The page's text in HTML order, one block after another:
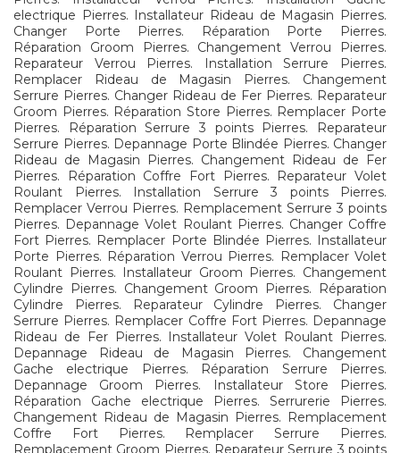
electrique Pierres. Installateur Rideau de Magasin Pierres.
Changer Porte Pierres. Réparation Porte Pierres.
Réparation Groom Pierres. Changement Verrou Pierres.
Reparateur Verrou Pierres. Installation Serrure Pierres.
Remplacer Rideau de Magasin Pierres. Changement
Serrure Pierres. Changer Rideau de Fer Pierres. Reparateur
Groom Pierres. Réparation Store Pierres. Remplacer Porte
Pierres. Réparation Serrure 3 points Pierres. Reparateur
Serrure Pierres. Depannage Porte Blindée Pierres. Changer
Rideau de Magasin Pierres. Changement Rideau de Fer
Pierres. Réparation Coffre Fort Pierres. Reparateur Volet
Roulant Pierres. Installation Serrure 3 points Pierres.
Remplacer Verrou Pierres. Remplacement Serrure 3 points
Pierres. Depannage Volet Roulant Pierres. Changer Coffre
Fort Pierres. Remplacer Porte Blindée Pierres. Installateur
Porte Pierres. Réparation Verrou Pierres. Remplacer Volet
Roulant Pierres. Installateur Groom Pierres. Changement
Cylindre Pierres. Changement Groom Pierres. Réparation
Cylindre Pierres. Reparateur Cylindre Pierres. Changer
Serrure Pierres. Remplacer Coffre Fort Pierres. Depannage
Rideau de Fer Pierres. Installateur Volet Roulant Pierres.
Depannage Rideau de Magasin Pierres. Changement
Gache electrique Pierres. Réparation Serrure Pierres.
Depannage Groom Pierres. Installateur Store Pierres.
Réparation Gache electrique Pierres. Serrurerie Pierres.
Changement Rideau de Magasin Pierres. Remplacement
Coffre Fort Pierres. Remplacer Serrure Pierres.
Remplacement Groom Pierres. Reparateur Serrure 3 points